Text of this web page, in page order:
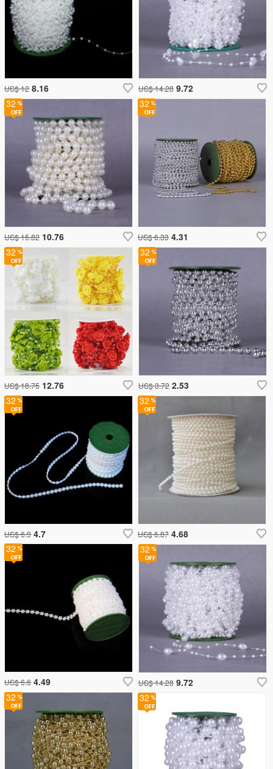
US$ 14.28 9.72
32
US$ 3.72 2.53
32
US$ 14.28 9.72
32
US$ 6.87 4.68
32
US$ 18.75 12.76
32
32
US$ 6.33 4.31
32
US$ 15.82 10.76
32
US$ 6.9 4.7
32
US$ 6.6 4.49
32
US$ 12 8.16